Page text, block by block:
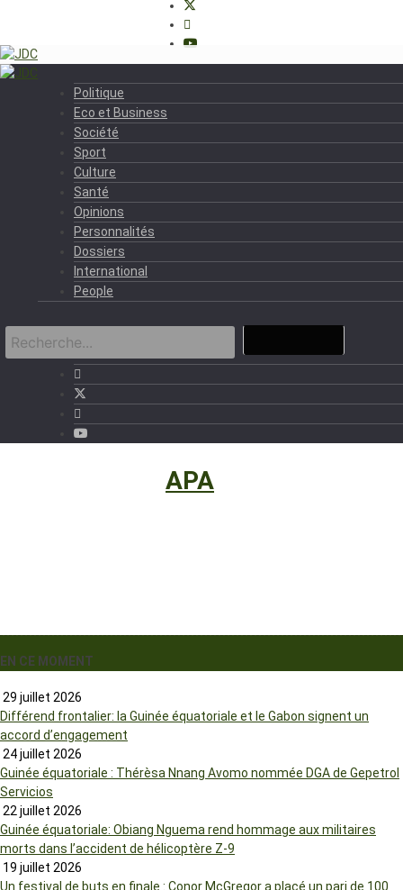
Politique
Eco et Business
Société
Sport
Culture
Santé
Opinions
Personnalités
Dossiers
International
People
APA
EN CE MOMENT
29 juillet 2026
Différend frontalier: la Guinée équatoriale et le Gabon signent un
accord d’engagement
24 juillet 2026
Guinée équatoriale : Thérèsa Nnang Avomo nommée DGA de Gepetrol
Servicios
22 juillet 2026
Guinée équatoriale: Obiang Nguema rend hommage aux militaires
morts dans l’accident de hélicoptère Z-9
19 juillet 2026
Un festival de buts en finale : Conor McGregor a placé un pari de 100